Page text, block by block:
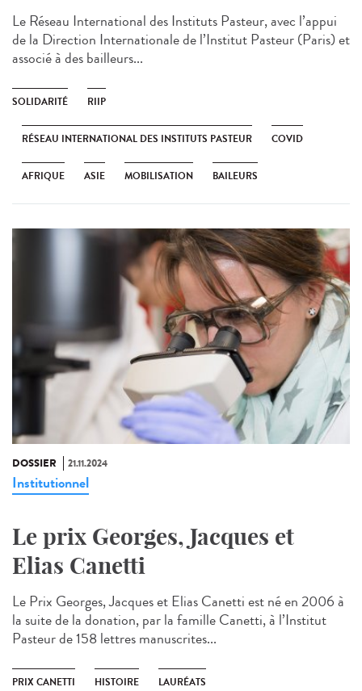
Le Réseau International des Instituts Pasteur, avec l’appui
de la Direction Internationale de l’Institut Pasteur (Paris) et
associé à des bailleurs...
SOLIDARITÉ RIIP
RÉSEAU INTERNATIONAL DES INSTITUTS PASTEUR COVID
AFRIQUE ASIE MOBILISATION BAILEURS
DOSSIER 21.11.2024
Institutionnel
Le prix Georges, Jacques et
Elias Canetti
Le Prix Georges, Jacques et Elias Canetti est né en 2006 à
la suite de la donation, par la famille Canetti, à l’Institut
Pasteur de 158 lettres manuscrites...
PRIX CANETTI HISTOIRE LAURÉATS